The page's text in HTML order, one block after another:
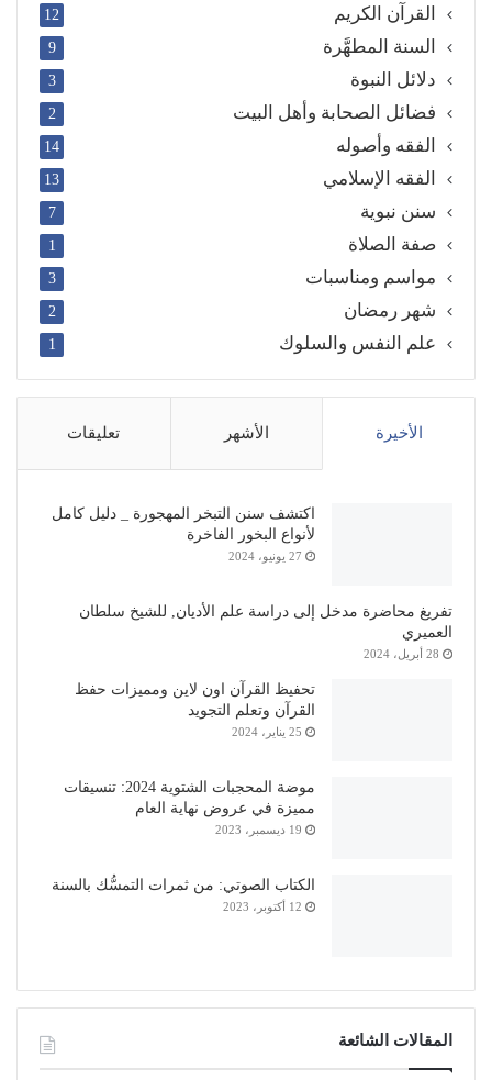
القرآن الكريم 12
السنة المطهَّرة 9
دلائل النبوة 3
فضائل الصحابة وأهل البيت 2
الفقه وأصوله 14
الفقه الإسلامي 13
سنن نبوية 7
صفة الصلاة 1
مواسم ومناسبات 3
شهر رمضان 2
علم النفس والسلوك 1
الأخيرة الأشهر تعليقات
اكتشف سنن التبخر المهجورة _ دليل كامل
لأنواع البخور الفاخرة
27 يونيو، 2024
تفريغ محاضرة مدخل إلى دراسة علم الأديان, للشيخ سلطان
العميري
28 أبريل، 2024
تحفيظ القرآن اون لاين ومميزات حفظ
القرآن وتعلم التجويد
25 يناير، 2024
موضة المحجبات الشتوية 2024: تنسيقات
مميزة في عروض نهاية العام
19 ديسمبر، 2023
الكتاب الصوتي: من ثمرات التمسُّك بالسنة
12 أكتوبر، 2023
المقالات الشائعة